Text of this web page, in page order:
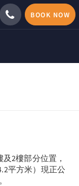
BOOK NOW
2樓部分位置，
平方米）現正公